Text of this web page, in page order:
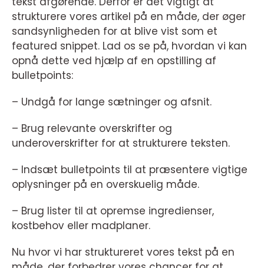
strukturere vores artikel på en måde, der øger
sandsynligheden for at blive vist som et
featured snippet. Lad os se på, hvordan vi kan
opnå dette ved hjælp af en opstilling af
bulletpoints:
– Undgå for lange sætninger og afsnit.
– Brug relevante overskrifter og
underoverskrifter for at strukturere teksten.
– Indsæt bulletpoints til at præsentere vigtige
oplysninger på en overskuelig måde.
– Brug lister til at opremse ingredienser,
kostbehov eller madplaner.
Nu hvor vi har struktureret vores tekst på en